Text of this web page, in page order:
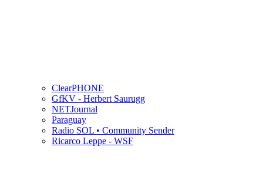
ClearPHONE
GfKV - Herbert Saurugg
NETJournal
Paraguay
Radio SOL • Community Sender
Ricarco Leppe - WSF